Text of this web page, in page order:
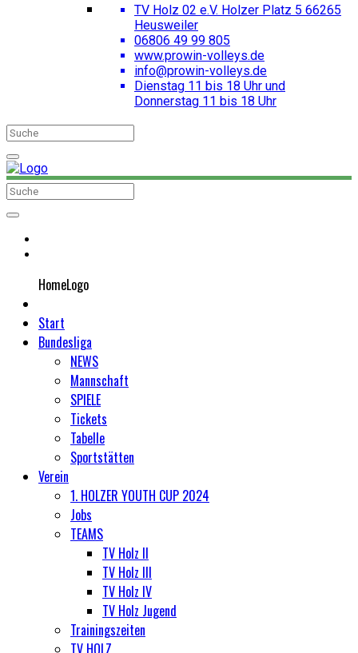
TV Holz 02 e.V. Holzer Platz 5 66265
Heusweiler
06806 49 99 805
www.prowin-volleys.de
info@prowin-volleys.de
Dienstag 11 bis 18 Uhr und
Donnerstag 11 bis 18 Uhr
HomeLogo
Start
Bundesliga
NEWS
Mannschaft
SPIELE
Tickets
Tabelle
Sportstätten
Verein
1. HOLZER YOUTH CUP 2024
Jobs
TEAMS
TV Holz II
TV Holz III
TV Holz IV
TV Holz Jugend
Trainingszeiten
TV HOLZ